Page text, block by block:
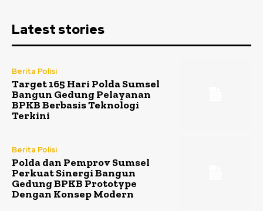
Latest stories
Berita Polisi
Target 165 Hari Polda Sumsel
Bangun Gedung Pelayanan
BPKB Berbasis Teknologi
Terkini
Berita Polisi
Polda dan Pemprov Sumsel
Perkuat Sinergi Bangun
Gedung BPKB Prototype
Dengan Konsep Modern